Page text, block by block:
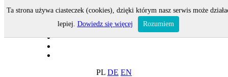
PL DE EN
Ta strona używa ciasteczek (cookies), dzięki którym nasz serwis może
lepiej. Dowiedz się więcej Rozumiem